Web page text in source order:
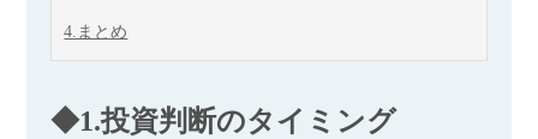
4.まとめ
◆1.投資判断のタイミング